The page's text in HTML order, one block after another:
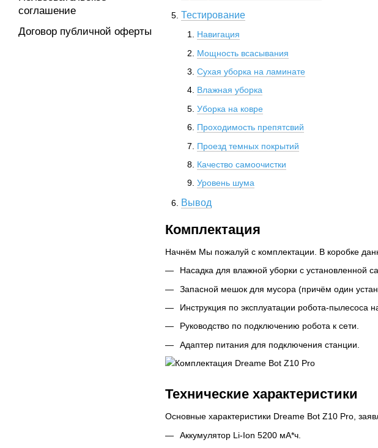
Тестирование
Навигация
Мощность всасывания
Сухая уборка на ламинате
Влажная уборка
Уборка на ковре
Проходимость препятсвий
Проезд темных покрытий
Качество самоочистки
Уровень шума
Вывод
Комплектация
Начнём Мы пожалуй с комплектации. В коробке
Насадка для влажной уборки с установленной
Запасной мешок для мусора (причём один
Инструкция по эксплуатации робота-пылесоса
Руководство по подключению робота к сети.
Адаптер питания для подключения станции.
Технические характеристики
Основные характеристики Dreame Bot Z10 Pro,
Аккумулятор Li-Ion 5200 мА*ч.
соглашение
Договор публичной оферты